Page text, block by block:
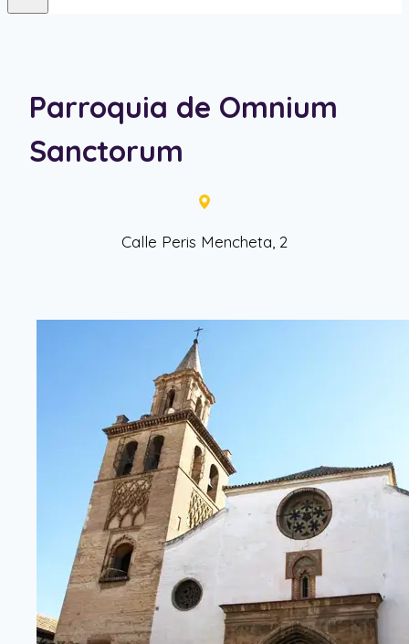
Parroquia de Omnium
Sanctorum
Calle Peris Mencheta, 2